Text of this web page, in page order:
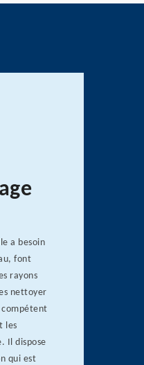
a besoin
font
rayons
nettoyer
les
Il dispose
qui est